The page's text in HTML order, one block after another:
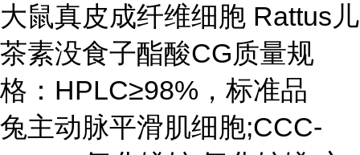
大鼠真皮成纤维细胞 Rattus儿
茶素没食子酯酸CG质量规
格：HPLC≥98%，标准品
兔主动脉平滑肌细胞;CCC-